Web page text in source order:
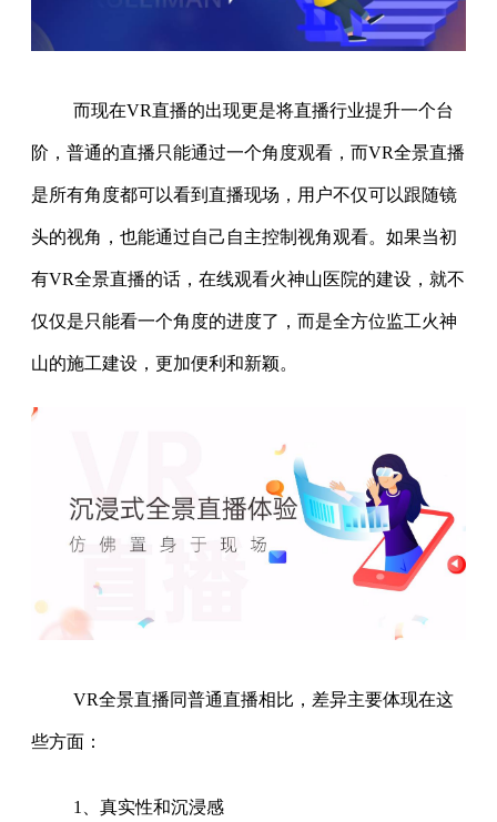
而现在VR直播的出现更是将直播行业提升一个台
阶，普通的直播只能通过一个角度观看，而VR全景直播
是所有角度都可以看到直播现场，用户不仅可以跟随镜
头的视角，也能通过自己自主控制视角观看。如果当初
有VR全景直播的话，在线观看火神山医院的建设，就不
仅仅是只能看一个角度的进度了，而是全方位监工火神
山的施工建设，更加便利和新颖。
VR全景直播同普通直播相比，差异主要体现在这
些方面：
1、真实性和沉浸感